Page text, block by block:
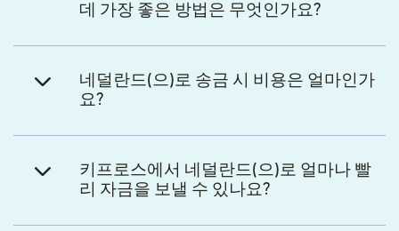
데 가장 좋은 방법은 무엇인가요?
네덜란드(으)로 송금 시 비용은 얼마인가
요?
키프로스에서 네덜란드(으)로 얼마나 빨
리 자금을 보낼 수 있나요?